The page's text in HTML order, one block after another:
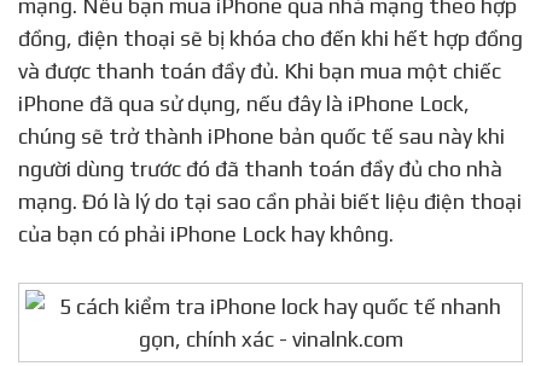
mạng. Nếu bạn mua iPhone qua nhà mạng theo hợp
đồng, điện thoại sẽ bị khóa cho đến khi hết hợp đồng
và được thanh toán đầy đủ. Khi bạn mua một chiếc
iPhone đã qua sử dụng, nếu đây là iPhone Lock,
chúng sẽ trở thành iPhone bản quốc tế sau này khi
người dùng trước đó đã thanh toán đầy đủ cho nhà
mạng. Đó là lý do tại sao cần phải biết liệu điện thoại
của bạn có phải iPhone Lock hay không.